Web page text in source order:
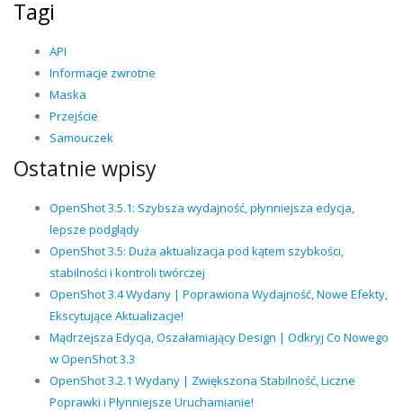
Tagi
API
Informacje zwrotne
Maska
Przejście
Samouczek
Ostatnie wpisy
OpenShot 3.5.1: Szybsza wydajność, płynniejsza edycja,
lepsze podglądy
OpenShot 3.5: Duża aktualizacja pod kątem szybkości,
stabilności i kontroli twórczej
OpenShot 3.4 Wydany | Poprawiona Wydajność, Nowe Efekty,
Ekscytujące Aktualizacje!
Mądrzejsza Edycja, Oszałamiający Design | Odkryj Co Nowego
w OpenShot 3.3
OpenShot 3.2.1 Wydany | Zwiększona Stabilność, Liczne
Poprawki i Płynniejsze Uruchamianie!